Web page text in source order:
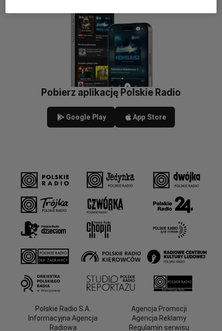
Pobierz aplikację Polskie Radio
Google Play App Store
Polskie Radio S.A.
Informacyjna Agencja
Radiowa
Agencja Promocji
Agencja Reklamy
Regulamin serwisu